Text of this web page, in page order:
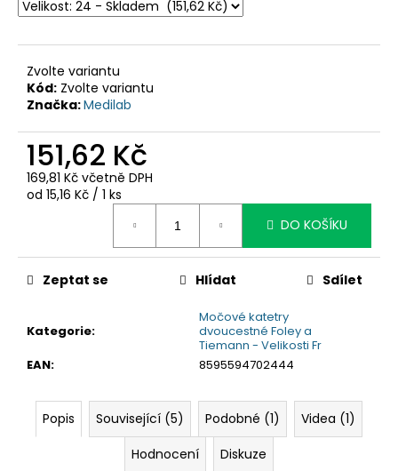
Zvolte variantu
Kód: Zvolte variantu
Značka:Medilab
151,62 Kč
169,81 Kč včetně DPH
Měrná
od 15,16 Kč / 1 ks
DO KOŠÍKU
Kategorie:
Močové katetry
dvoucestné Foley a
Tiemann - Velikosti Fr
EAN: 8595594702444
Zeptat se Hlídat Sdílet
Popis Související (5) Podobné (1)
Videa (1)
Hodnocení
Diskuze
m
e